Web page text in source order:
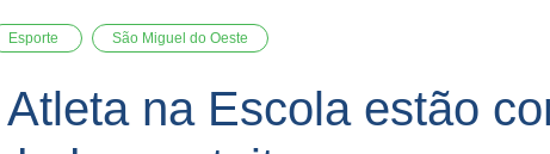
Esporte São Miguel do Oeste
na Escola estão